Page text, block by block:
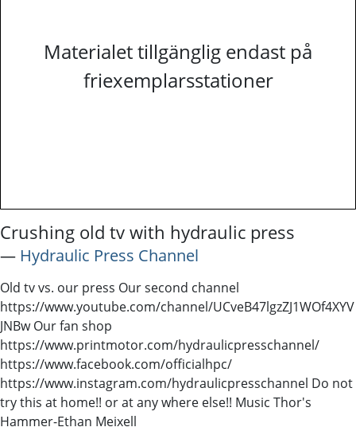
Materialet tillgänglig endast på
friexemplarsstationer
Crushing old tv with hydraulic press
― Hydraulic Press Channel
Old tv vs. our press Our second channel
https://www.youtube.com/channel/UCveB47lgzZJ1WOf4XYV
JNBw Our fan shop
https://www.printmotor.com/hydraulicpresschannel/
https://www.facebook.com/officialhpc/
https://www.instagram.com/hydraulicpresschannel Do not
try this at home!! or at any where else!! Music Thor's
Hammer-Ethan Meixell